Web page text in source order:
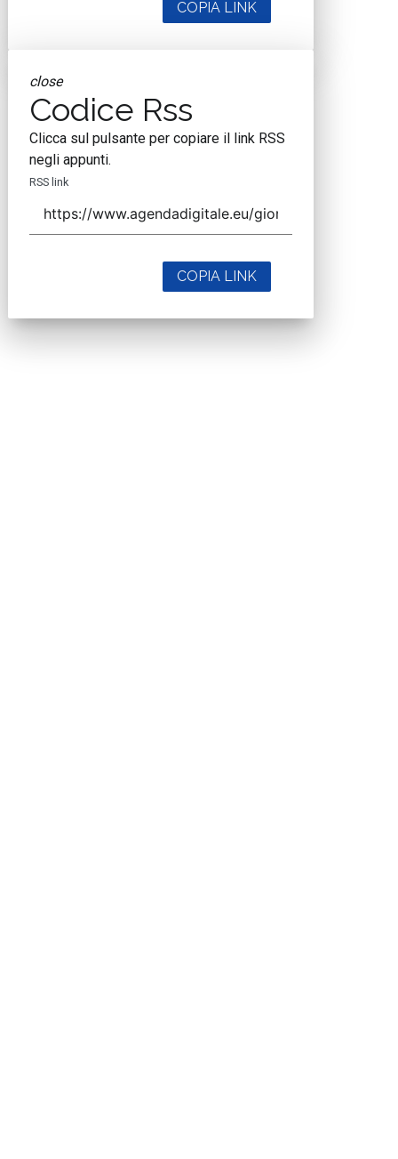
COPIA LINK
close
Codice Rss
Clicca sul pulsante per copiare il link RSS
negli appunti.
RSS link
COPIA LINK